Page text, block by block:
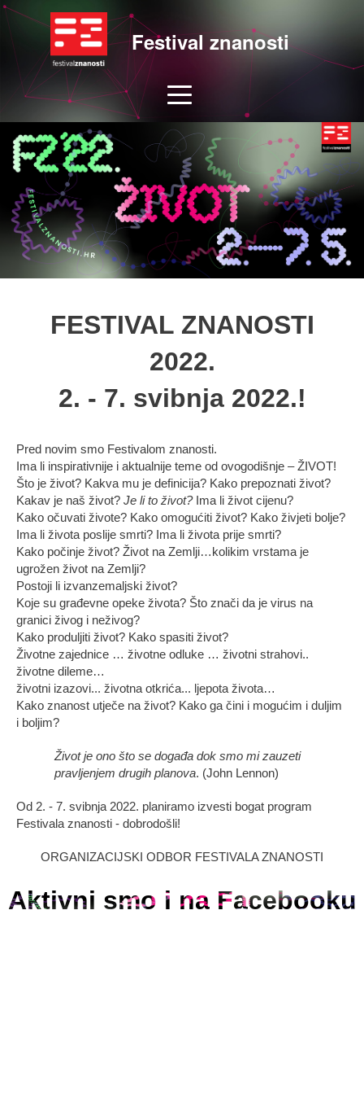
Festival znanosti
FESTIVAL ZNANOSTI
2022.
2. - 7. svibnja 2022.!
Pred novim smo Festivalom znanosti.
Ima li inspirativnije i aktualnije teme od ovogodišnje – ŽIVOT!
Što je život? Kakva mu je definicija? Kako prepoznati život?
Kakav je naš život?Je li to život?Ima li život cijenu?
Kako očuvati živote? Kako omogućiti život? Kako živjeti bolje?
Ima li života poslije smrti? Ima li života prije smrti?
Kako počinje život? Život na Zemlji…kolikim vrstama je
ugrožen život na Zemlji?
Postoji li izvanzemaljski život?
Koje su građevne opeke života? Što znači da je virus na
granici živog i neživog?
Kako produljiti život? Kako spasiti život?
Životne zajednice … životne odluke … životni strahovi..
životne dileme…
životni izazovi... životna otkrića... ljepota života…
Kako znanost utječe na život? Kako ga čini i mogućim i duljim
i boljim?
Život je ono što se događa dok smo mi zauzeti
pravljenjem drugih planova. (John Lennon)
Od 2. - 7. svibnja 2022. planiramo izvesti bogat program
Festivala znanosti - dobrodošli!
ORGANIZACIJSKI ODBOR FESTIVALA ZNANOSTI
Aktivni smo i na Facebooku